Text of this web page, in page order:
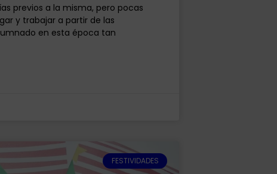
previos a la misma, pero pocas
y trabajar a partir de las
en esta época tan
FESTIVIDADES